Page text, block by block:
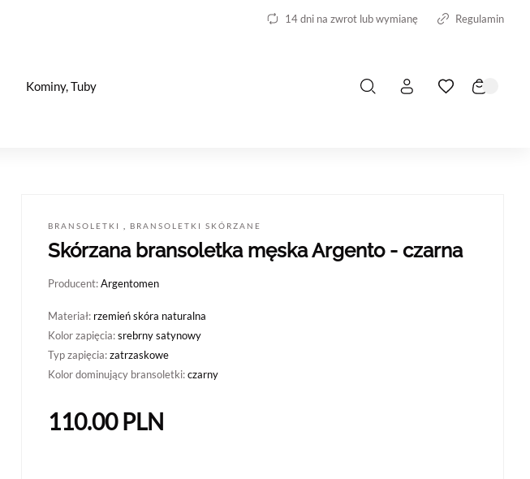
14 dni na zwrot lub wymianę Regulamin
Kominy, Tuby
BRANSOLETKI BRANSOLETKI SKÓRZANE
Skórzana bransoletka męska Argento - czarna
Producent:Argentomen
Materiał: rzemień skóra naturalna
Kolor zapięcia:srebrny satynowy
Typ zapięcia:zatrzaskowe
Kolor dominujący bransoletki:czarny
110.00PLN